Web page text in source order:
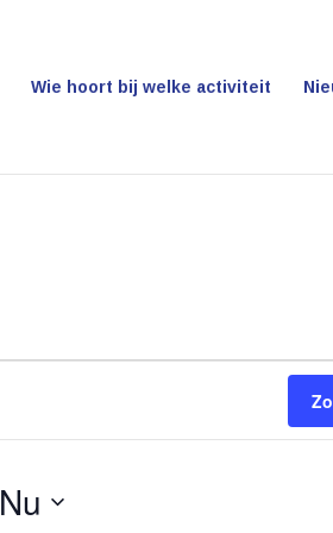
Wie hoort bij welke activiteit
Nu